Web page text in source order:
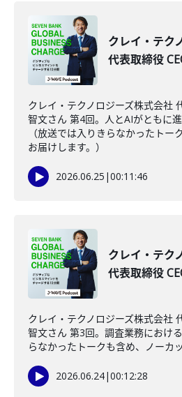
クレイ・テク
代表取締役
クレイ・テクノロジーズ株式会社
智文さん 第4回。人とAIがともに
（放送では入りきらなかったトー
お届けします。）
2026.06.25 |00:11:46
クレイ・テク
代表取締役
クレイ・テクノロジーズ株式会社
智文さん 第3回。調査業務におけ
らなかったトークも含め、ノーカ
2026.06.24|00:12:28